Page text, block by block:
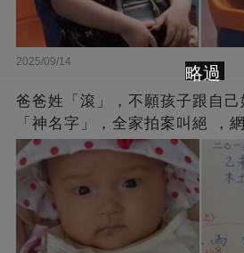
2025/09/14
爸爸姓「滾」，不願孩子跟自
「神名字」，全家拍案叫絕 ，
略過